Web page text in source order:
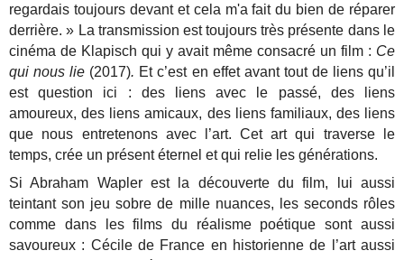
regardais toujours devant et cela m'a fait du bien de réparer
derrière. » La transmission est toujours très présente dans le
cinéma de Klapisch qui y avait même consacré un film : Ce
qui nous lie (2017). Et c’est en effet avant tout de liens qu’il
est question ici : des liens avec le passé, des liens
amoureux, des liens amicaux, des liens familiaux, des liens
que nous entretenons avec l’art. Cet art qui traverse le
temps, crée un présent éternel et qui relie les générations.
Si Abraham Wapler est la découverte du film, lui aussi
teintant son jeu sobre de mille nuances, les seconds rôles
comme dans les films du réalisme poétique sont aussi
savoureux : Cécile de France en historienne de l’art aussi